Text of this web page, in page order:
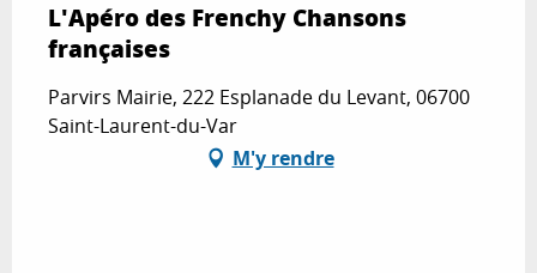
L'Apéro des Frenchy Chansons
françaises
Parvirs Mairie, 222 Esplanade du Levant, 06700
Saint-Laurent-du-Var
M'y rendre